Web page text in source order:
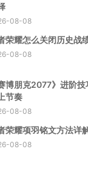
08-08
荣耀怎么关闭历史战
08-08
赛博朋克2077》进阶
节奏
08-08
荣耀项羽铭文方法详
08-08